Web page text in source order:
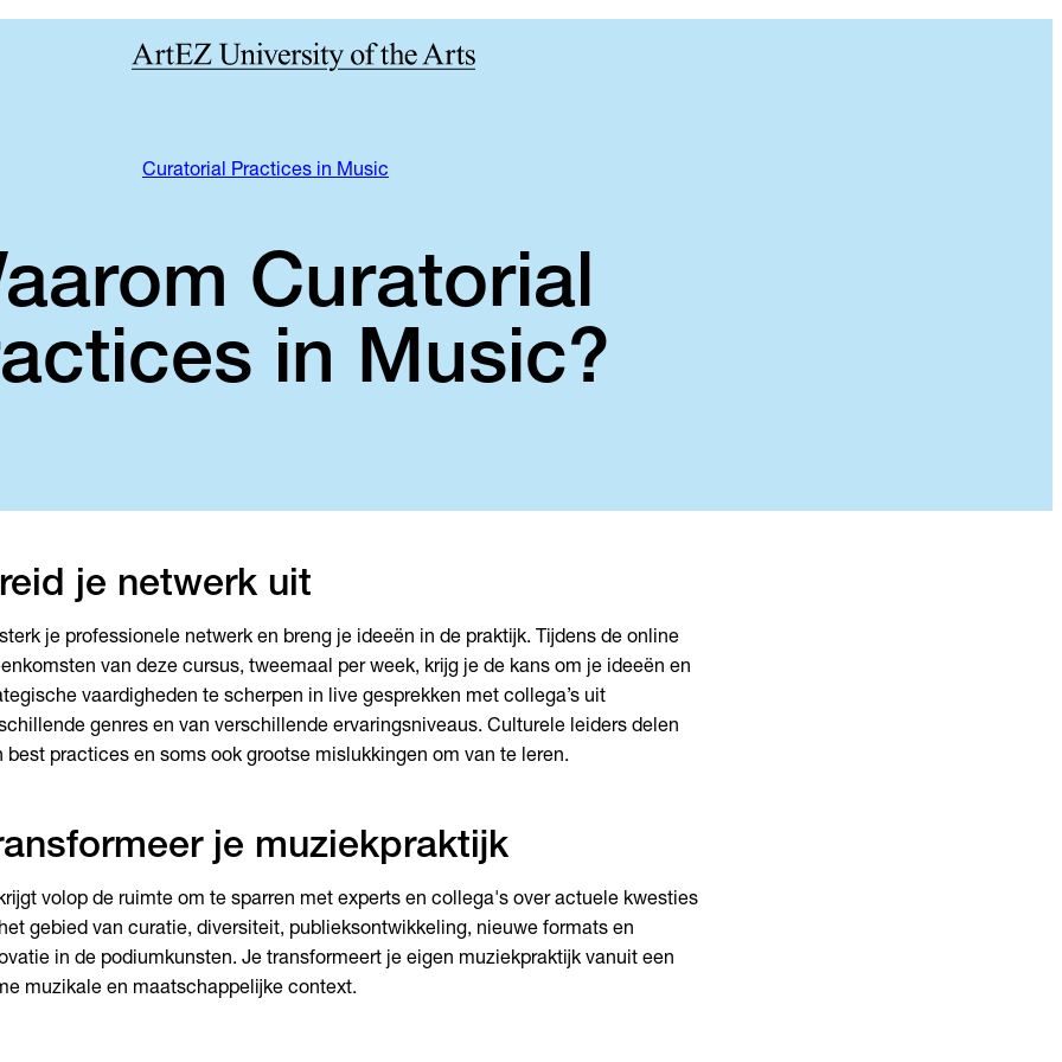
Curatorial Practices in Music
Curatorial
in Music?
je netwerk uit
je professionele netwerk en breng je ideeën in de praktijk. Tijdens de online
van deze cursus, tweemaal per week, krijg je de kans om je ideeën en
vaardigheden te scherpen in live gesprekken met collega’s uit
genres en van verschillende ervaringsniveaus. Culturele leiders delen
best practices en soms ook grootse mislukkingen om van te leren.
je muziekpraktijk
volop de ruimte om te sparren met experts en collega's over actuele kwesties
gebied van curatie, diversiteit, publieksontwikkeling, nieuwe formats en
in de podiumkunsten. Je transformeert je eigen muziekpraktijk vanuit een
muzikale en maatschappelijke context.